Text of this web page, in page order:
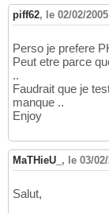
piff62, le 02/02/
Perso je prefere
Peut etre parce
..
Faudrait que je
manque ..
Enjoy
MaTHieU_ , le 03/
Salut,